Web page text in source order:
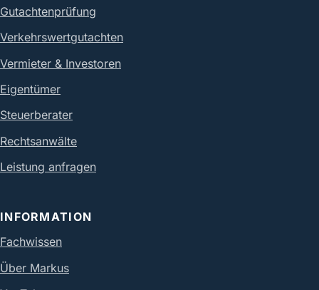
Gutachtenprüfung
Verkehrswertgutachten
Vermieter & Investoren
Eigentümer
Steuerberater
Rechtsanwälte
Leistung anfragen
INFORMATION
Fachwissen
Über Markus